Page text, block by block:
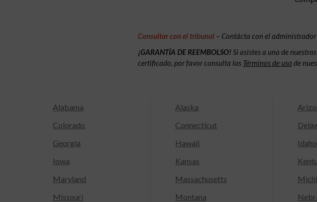
Consultar con el tribunal – Contácta con el
¡GARANTÍA DE REEMBOLSO! Si asistes a una de
certificado, por favor consulta las Términos de uso de
Alabama Alaska
Colorado
Connecticut
Georgia
Hawaii Idaho
Iowa
Kansas
Maryland
Massachusetts
Missouri
Montana